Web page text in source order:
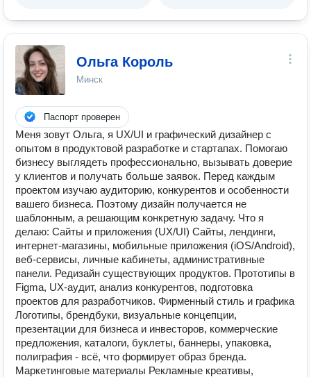
Ольга Король
Минск
Паспорт проверен
Меня зовут Ольга, я UX/UI и графический дизайнер с
опытом в продуктовой разработке и стартапах. Помогаю
бизнесу выглядеть профессионально, вызывать доверие
у клиентов и получать больше заявок. Перед каждым
проектом изучаю аудиторию, конкурентов и особенности
вашего бизнеса. Поэтому дизайн получается не
шаблонным, а решающим конкретную задачу. Что я
делаю: Сайты и приложения (UX/UI) Сайты, лендинги,
интернет-магазины, мобильные приложения (iOS/Android),
веб-сервисы, личные кабинеты, административные
панели. Редизайн существующих продуктов. Прототипы в
Figma, UX-аудит, анализ конкурентов, подготовка
проектов для разработчиков. Фирменный стиль и графика
Логотипы, брендбуки, визуальные концепции,
презентации для бизнеса и инвесторов, коммерческие
предложения, каталоги, буклеты, баннеры, упаковка,
полиграфия - всё, что формирует образ бренда.
Маркетинговые материалы Рекламные креативы,